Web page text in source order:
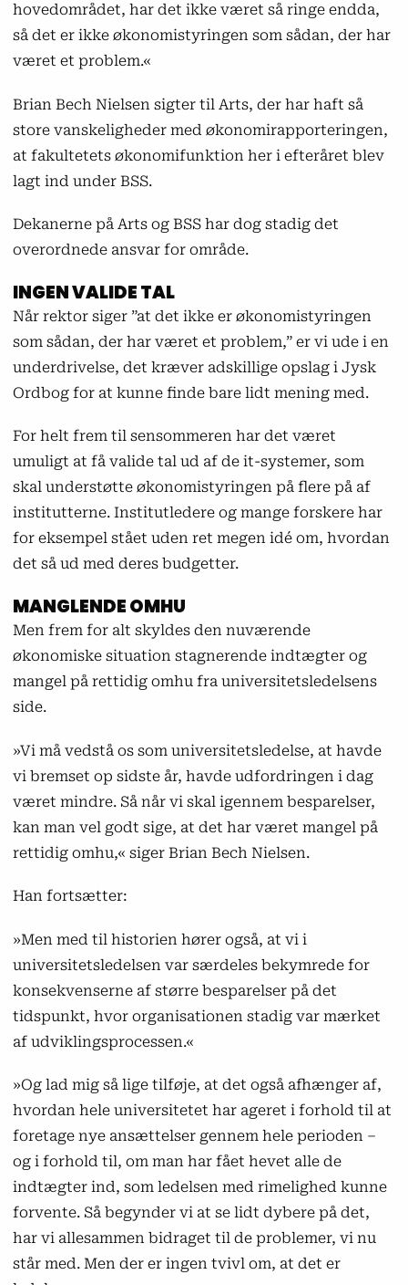
hovedområdet, har det ikke været så ringe endda,
så det er ikke økonomistyringen som sådan, der har
været et problem.«
Brian Bech Nielsen sigter til Arts, der har haft så
store vanskeligheder med økonomirapporteringen,
at fakultetets økonomifunktion her i efteråret blev
lagt ind under BSS.
Dekanerne på Arts og BSS har dog stadig det
overordnede ansvar for område.
INGEN VALIDE TAL
Når rektor siger ”at det ikke er økonomistyringen
som sådan, der har været et problem,” er vi ude i en
underdrivelse, det kræver adskillige opslag i Jysk
Ordbog for at kunne finde bare lidt mening med.
For helt frem til sensommeren har det været
umuligt at få valide tal ud af de it-systemer, som
skal understøtte økonomistyringen på flere på af
institutterne. Institutledere og mange forskere har
for eksempel stået uden ret megen idé om, hvordan
det så ud med deres budgetter.
MANGLENDE OMHU
Men frem for alt skyldes den nuværende
økonomiske situation stagnerende indtægter og
mangel på rettidig omhu fra universitetsledelsens
side.
»Vi må vedstå os som universitetsledelse, at havde
vi bremset op sidste år, havde udfordringen i dag
været mindre. Så når vi skal igennem besparelser,
kan man vel godt sige, at det har været mangel på
rettidig omhu,« siger Brian Bech Nielsen.
Han fortsætter:
»Men med til historien hører også, at vi i
universitetsledelsen var særdeles bekymrede for
konsekvenserne af større besparelser på det
tidspunkt, hvor organisationen stadig var mærket
af udviklingsprocessen.«
»Og lad mig så lige tilføje, at det også afhænger af,
hvordan hele universitetet har ageret i forhold til at
foretage nye ansættelser gennem hele perioden –
og i forhold til, om man har fået hevet alle de
indtægter ind, som ledelsen med rimelighed kunne
forvente. Så begynder vi at se lidt dybere på det,
har vi allesammen bidraget til de problemer, vi nu
står med. Men der er ingen tvivl om, at det er